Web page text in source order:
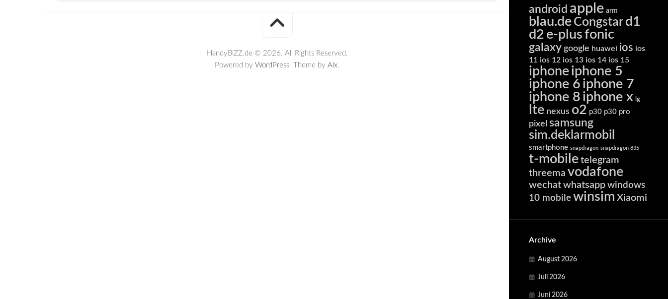
android apple arm
blau.de Congstar d1
d2 e-plusfonic
galaxy google huawei ios ios
11 ios 12 ios 13 ios 14 ios 15
iphoneiphone 5
iphone 6 iphone 7
iphone 8 iphone x lg
lte nexus o2 p30 p30 pro
pixel samsung
sim.deklarmobil
smartphone snapdragon snapdragon 835
t-mobile telegram
threema vodafone
wechat whatsapp windows
10 mobile winsim Xiaomi
Archive
August 2026
Juli 2026
Juni 2026
HandyBiZZ.de © 2026. All Rights Reserved.
Powered by WordPress. Theme by Alx.